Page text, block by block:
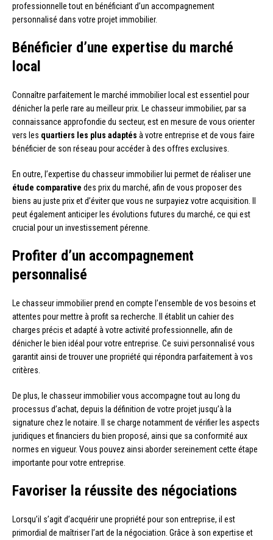
professionnelle tout en bénéficiant d’un accompagnement
personnalisé dans votre projet immobilier.
Bénéficier d’une expertise du marché
local
Connaître parfaitement le marché immobilier local est essentiel pour
dénicher la perle rare au meilleur prix. Le chasseur immobilier, par sa
connaissance approfondie du secteur, est en mesure de vous orienter
vers les quartiers les plus adaptés à votre entreprise et de vous faire
bénéficier de son réseau pour accéder à des offres exclusives.
En outre, l’expertise du chasseur immobilier lui permet de réaliser une
étude comparative des prix du marché, afin de vous proposer des
biens au juste prix et d’éviter que vous ne surpayiez votre acquisition. Il
peut également anticiper les évolutions futures du marché, ce qui est
crucial pour un investissement pérenne.
Profiter d’un accompagnement
personnalisé
Le chasseur immobilier prend en compte l’ensemble de vos besoins et
attentes pour mettre à profit sa recherche. Il établit un cahier des
charges précis et adapté à votre activité professionnelle, afin de
dénicher le bien idéal pour votre entreprise. Ce suivi personnalisé vous
garantit ainsi de trouver une propriété qui répondra parfaitement à vos
critères.
De plus, le chasseur immobilier vous accompagne tout au long du
processus d’achat, depuis la définition de votre projet jusqu’à la
signature chez le notaire. Il se charge notamment de vérifier les aspects
juridiques et financiers du bien proposé, ainsi que sa conformité aux
normes en vigueur. Vous pouvez ainsi aborder sereinement cette étape
importante pour votre entreprise.
Favoriser la réussite des négociations
Lorsqu’il s’agit d’acquérir une propriété pour son entreprise, il est
primordial de maîtriser l’art de la négociation. Grâce à son expertise et